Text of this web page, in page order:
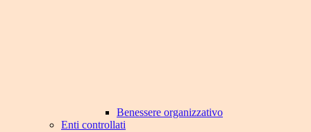
Benessere organizzativo
Enti controllati